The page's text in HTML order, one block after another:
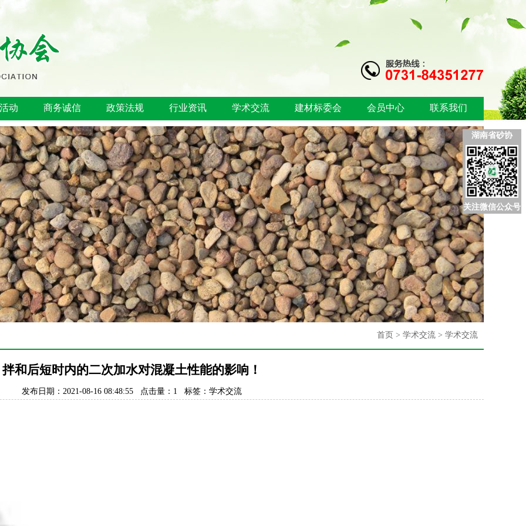
动 商务诚信 政策法规 行业资讯 学术交流 建材标委会 会员中心 联系我们
首页 > 学术交流 > 学术交流
拌和后短时内的二次加水对混凝土性能的影响！
发布日期：2021-08-16 08:48:55 点击量：1 标签：学术交流
湖南省砂协
关注微信公众号